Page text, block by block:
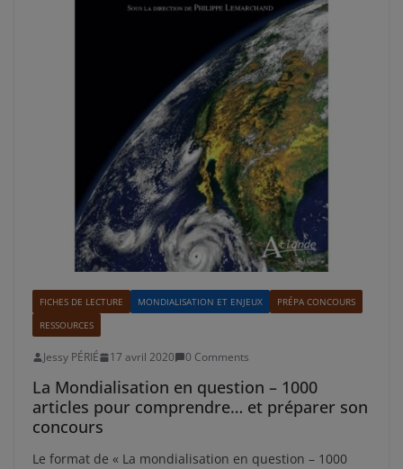
FICHES DE LECTURE MONDIALISATION ET ENJEUX
PRÉPA CONCOURS
RESSOURCES
Jessy PÉRIÉ 17 avril 2020 0 Comments
La Mondialisation en question – 1000
articles pour comprendre… et préparer son
concours
Le format de « La mondialisation en question – 1000